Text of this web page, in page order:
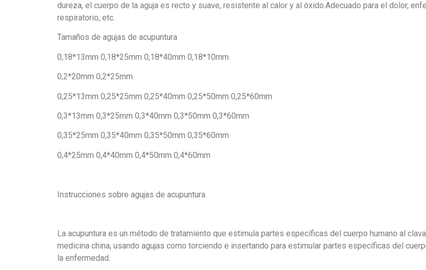
dureza, el cuerpo de la aguja es recto y suave, resistente al calor y al óxido.Adecuado para el dolor,
respiratorio, etc.
Tamaños de agujas de acupuntura
0,18*13mm 0,18*25mm 0,18*40mm 0,18*10mm
0,2*20mm 0,2*25mm
0,25*13mm 0,25*25mm 0,25*40mm 0,25*50mm 0,25*60mm
0,3*13mm 0,3*25mm 0,3*40mm 0,3*50mm 0,3*60mm
0,35*25mm 0,35*40mm 0,35*50mm 0,35*60mm
0,4*25mm 0,4*40mm 0,4*50mm 0,4*60mm
Instrucciones sobre agujas de acupuntura.
La acupuntura es un método de tratamiento que estimula partes específicas del cuerpo humano al
medicina china, usando agujas como torciendo e insertando para estimular partes específicas del
la enfermedad.